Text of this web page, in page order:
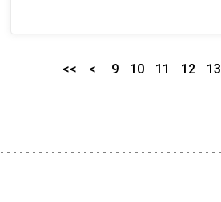
<< < 9 10 11 12 13